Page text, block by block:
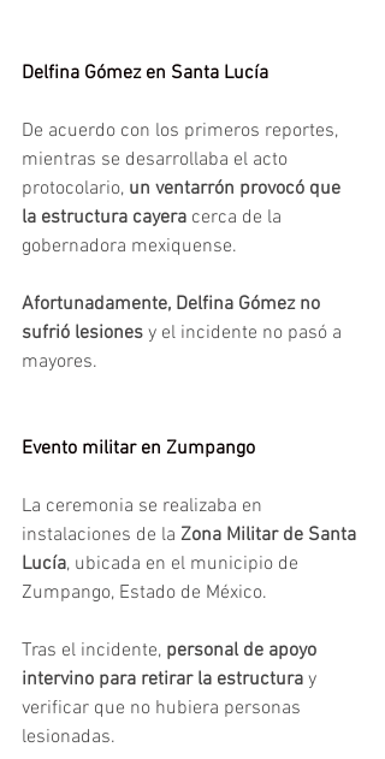
Delfina Gómez en Santa Lucía
De acuerdo con los primeros reportes,
mientras se desarrollaba el acto
protocolario, un ventarrón provocó que
la estructura cayera cerca de la
gobernadora mexiquense.
Afortunadamente, Delfina Gómez no
sufrió lesiones y el incidente no pasó a
mayores.
Evento militar en Zumpango
La ceremonia se realizaba en
instalaciones de la Zona Militar de Santa
Lucía, ubicada en el municipio de
Zumpango, Estado de México.
Tras el incidente, personal de apoyo
intervino para retirar la estructura y
verificar que no hubiera personas
lesionadas.